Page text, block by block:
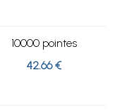
10000 pointes
42.66 €